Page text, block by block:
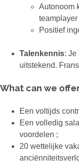
Autonoom
teamplayer
Positief
​Talenkennis: Je
uitstekend.
What can we
Een voltijds
Een volledig
voordelen ;
20 wettelijke